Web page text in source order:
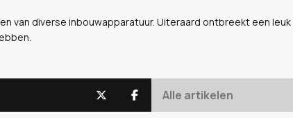
van diverse inbouwapparatuur. Uiteraard ontbreekt een
Alle artikelen